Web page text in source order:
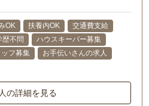
OK 扶養内OK
交通費支給
歴不問
ハウスキーパー募集
フ募集
お手伝いさんの求人
の詳細を見る